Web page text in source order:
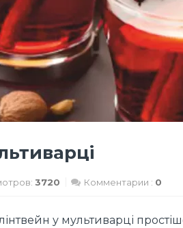
3720 Комментарии : 0
у мультиварці